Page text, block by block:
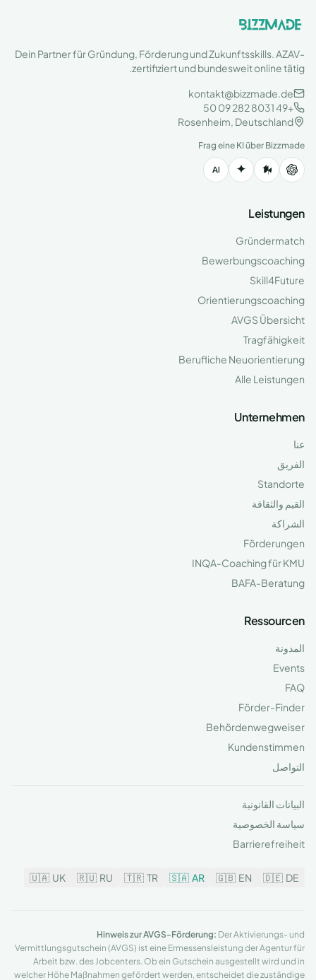
Dein Partner für Gründung, Förderung und Zukunftsskills. AZAV-
zertifiziert und bundesweit online tätig.
kontakt@bizzmade.de
+49 8031 282 09 50
Rosenheim, Deutschland
Frag eine KI über Bizzmade
Leistungen
Gründermatch
Bewerbungscoaching
Skill4Future
Orientierungscoaching
AVGS Übersicht
Tragfähigkeit
Berufliche Neuorientierung
Alle Leistungen
Unternehmen
عنا
الفريق
Standorte
القيم والثقافة
الشراكة
Förderungen
INQA-Coaching für KMU
BAFA-Beratung
Ressourcen
المدونة
Events
FAQ
Förder-Finder
Behördenwegweiser
Kundenstimmen
التواصل
البيانات القانونية
سياسة الخصوصية
Barrierefreiheit
🇩🇪 DE
🇬🇧 EN
🇸🇦 AR
🇹🇷 TR
🇷🇺 RU
🇺🇦 UK
Hinweis zur AVGS-Förderung: Der Aktivierungs- und
Vermittlungsgutschein (AVGS) ist eine Ermessensleistung der Agentur für
Arbeit bzw. des Jobcenters. Ob ein Gutschein ausgestellt wird und in
welcher Höhe Maßnahmen gefördert werden, entscheidet die zuständige